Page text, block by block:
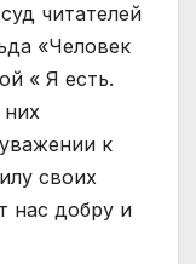
читателей
«Человек
« Я есть.
них
к
своих
нас добру и